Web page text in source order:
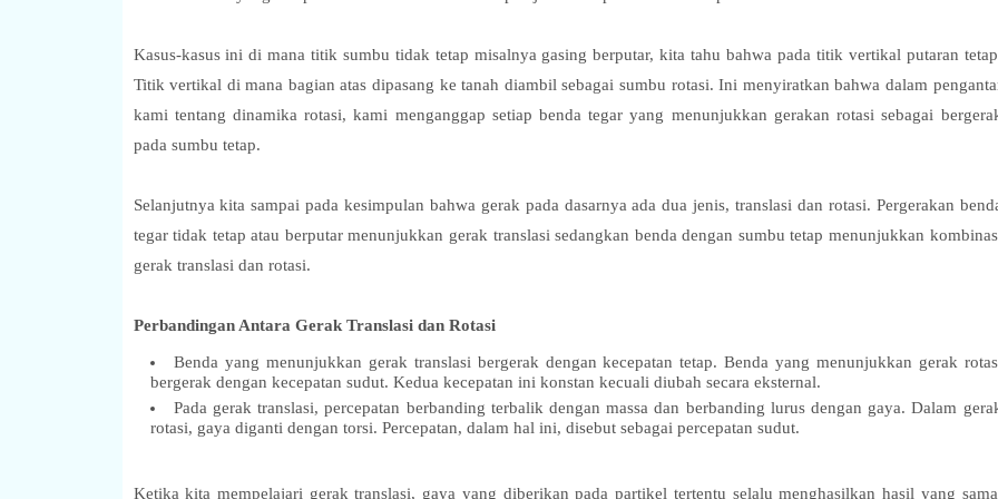
Kasus-kasus ini di mana titik sumbu tidak tetap misalnya gasing berputar, kita tahu bahwa pada titik vertikal putaran
Titik vertikal di mana bagian atas dipasang ke tanah diambil sebagai sumbu rotasi. Ini menyiratkan bahwa dalam
kami tentang dinamika rotasi, kami menganggap setiap benda tegar yang menunjukkan gerakan rotasi sebagai
pada sumbu tetap.
Selanjutnya kita sampai pada kesimpulan bahwa gerak pada dasarnya ada dua jenis, translasi dan rotasi. Pergerakan
tegar tidak tetap atau berputar menunjukkan gerak translasi sedangkan benda dengan sumbu tetap menunjukkan
gerak translasi dan rotasi.
Perbandingan Antara Gerak Translasi dan Rotasi
Benda yang menunjukkan gerak translasi bergerak dengan kecepatan tetap. Benda yang menunjukkan gerak
bergerak dengan kecepatan sudut. Kedua kecepatan ini konstan kecuali diubah secara eksternal.
Pada gerak translasi, percepatan berbanding terbalik dengan massa dan berbanding lurus dengan gaya. Dalam
rotasi, gaya diganti dengan torsi. Percepatan, dalam hal ini, disebut sebagai percepatan sudut.
Ketika kita mempelajari gerak translasi, gaya yang diberikan pada partikel tertentu selalu menghasilkan hasil yang